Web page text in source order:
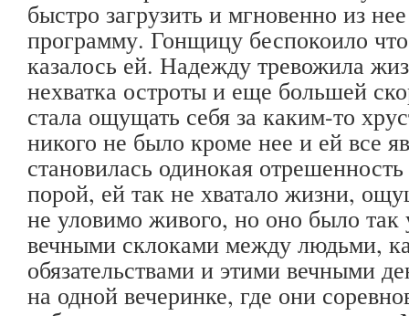
быстро загрузить и мгновенно из
программу. Гонщицу беспокоило
казалось ей. Надежду тревожила
нехватка остроты и еще большей
стала ощущать себя за каким-то
никого не было кроме нее и ей все
становилась одинокая
порой, ей так не хватало жизни,
не уловимо живого, но оно было так
вечными склоками между людьми,
обязательствами и этими вечными
на одной вечеринке, где они